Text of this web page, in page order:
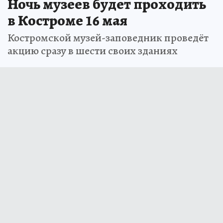
Ночь музеев будет проходить
в Костроме 16 мая
Костромской музей-заповедник проведёт
акцию сразу в шести своих зданиях